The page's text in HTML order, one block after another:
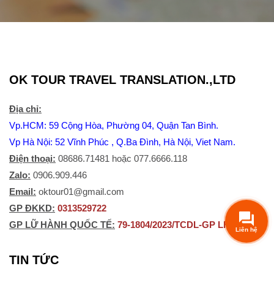
OK TOUR TRAVEL TRANSLATION.,LTD
Địa chỉ:
Vp.HCM: 59 Cộng Hòa, Phường 04, Quận Tan Bình.
Vp Hà Nội: 52 Vĩnh Phúc , Q.Ba Đình, Hà Nội, Viet Nam.
Điện thoại: 08686.71481 hoặc 077.6666.118
Zalo: 0906.909.446
Email: oktour01@gmail.com
​GP ĐKKD: 0313529722
GP LỮ HÀNH QUỐC TẾ: 79-1804/2023/TCDL-GP LHQT
TIN TỨC